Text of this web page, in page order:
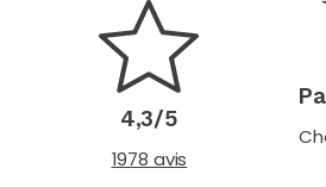
4,3/5
1978 avis